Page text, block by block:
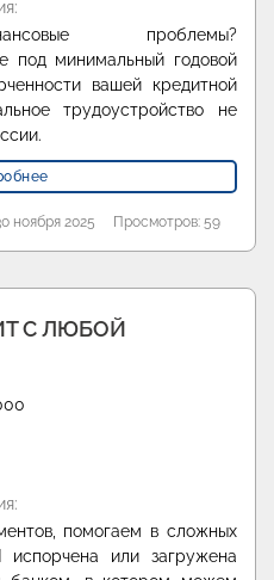
проблемы?
под минимальный годовой
вашей кредитной
трудоустройство не
ноября 2025 Просмотров: 59
С ЛЮБОЙ
помогаем в сложных
или загружена